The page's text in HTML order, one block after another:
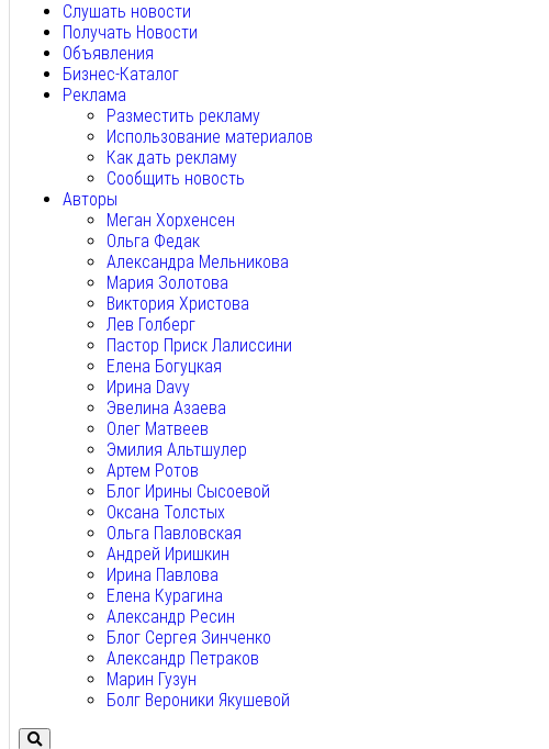
Слушать новости
Получать Новости
Объявления
Бизнес-Каталог
Реклама
Разместить рекламу
Использование материалов
Как дать рекламу
Сообщить новость
Авторы
Меган Хорхенсен
Ольга Федак
Александра Мельникова
Мария Золотова
Виктория Христова
Лев Голберг
Пастор Приск Лалиссини
Елена Богуцкая
Ирина Davy
Эвелина Азаева
Олег Матвеев
Эмилия Альтшулер
Артем Ротов
Блог Ирины Сысоевой
Оксана Толстых
Ольга Павловская
Андрей Иришкин
Ирина Павлова
Елена Курагина
Александр Ресин
Блог Сергея Зинченко
Александр Петраков
Марин Гузун
Болг Вероники Якушевой